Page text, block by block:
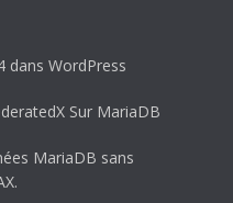
dans WordPress
Sur MariaDB
MariaDB sans